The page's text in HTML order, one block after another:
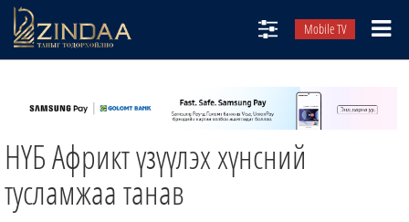
Mobile TV
ТВ8
ӨГЛӨӨНИЙ СОНИН
АУДИО ЗОХИОЛ
ЗИНДАА СЭТГҮҮЛ
НҮБ Африкт үзүүлэх хүнсний
тусламжаа танав